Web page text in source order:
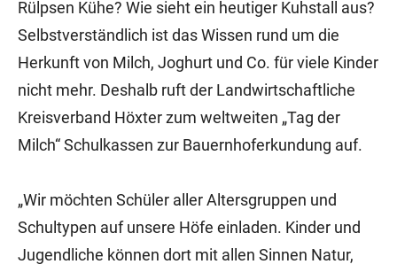
Rülpsen Kühe? Wie sieht ein heutiger Kuhstall aus?
Selbstverständlich ist das Wissen rund um die
Herkunft von Milch, Joghurt und Co. für viele Kinder
nicht mehr. Deshalb ruft der Landwirtschaftliche
Kreisverband Höxter zum weltweiten „Tag der
Milch“ Schulkassen zur Bauernhoferkundung auf.
„Wir möchten Schüler aller Altersgruppen und
Schultypen auf unsere Höfe einladen. Kinder und
Jugendliche können dort mit allen Sinnen Natur,